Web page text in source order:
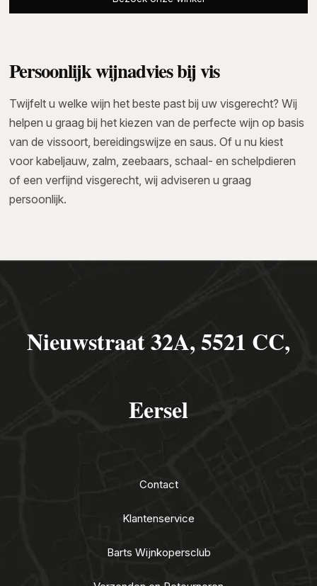
Persoonlijk wijnadvies bij vis
Twijfelt u welke wijn het beste past bij uw visgerecht? Wij
helpen u graag bij het kiezen van de perfecte wijn op basis
van de vissoort, bereidingswijze en saus. Of u nu kiest
voor kabeljauw, zalm, zeebaars, schaal- en schelpdieren
of een verfijnd visgerecht, wij adviseren u graag
persoonlijk.
Nieuwstraat 32A, 5521 CC,
Eersel
Contact
Klantenservice
Barts Wijnkopersclub